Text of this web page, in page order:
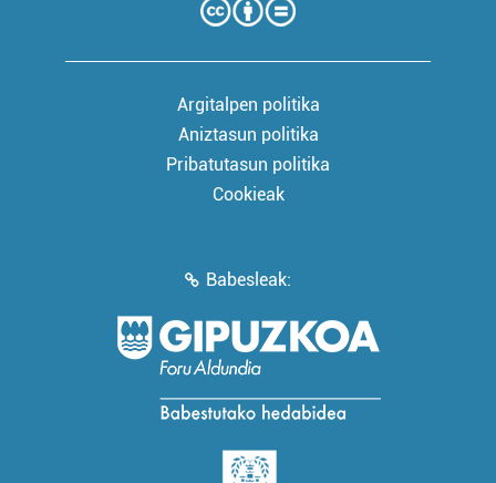
Argitalpen politika
Aniztasun politika
Pribatutasun politika
Cookieak
Babesleak: